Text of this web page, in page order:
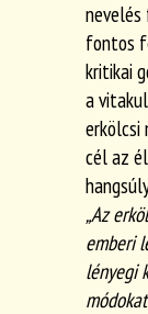
fontos
kritikai
a
erkölcsi
cél az
„Az
emberi
lényegi